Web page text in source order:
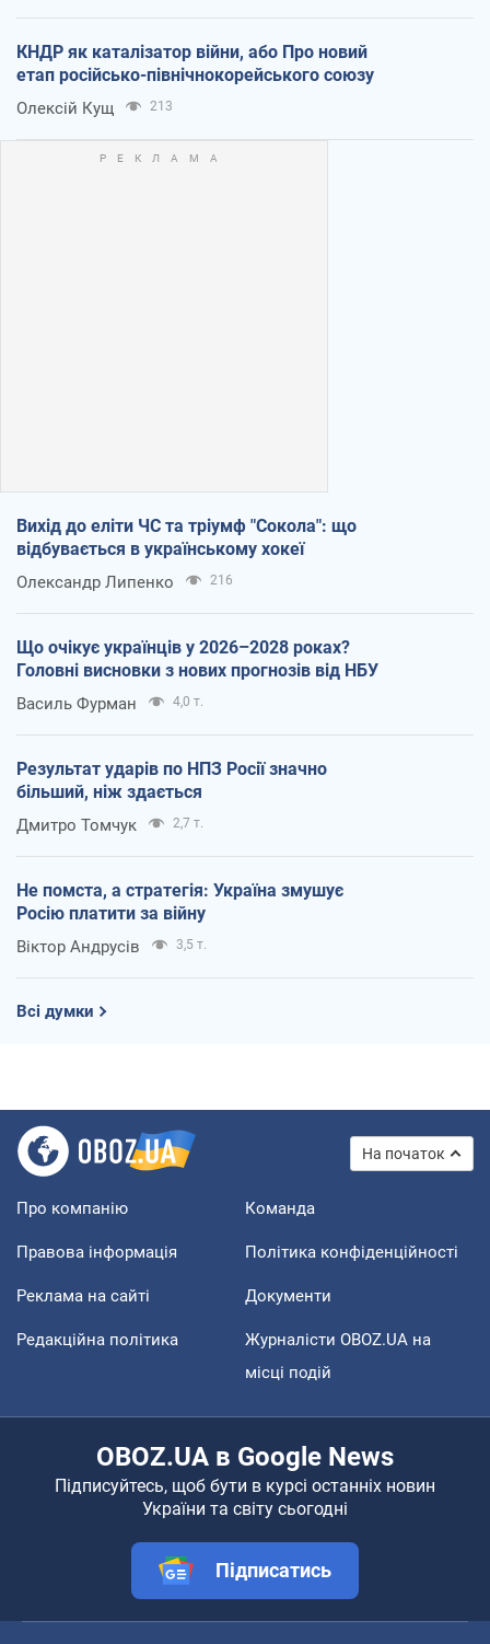
КНДР як каталізатор війни, або Про новий
етап російсько-північнокорейського союзу
Олексій Кущ 213
Вихід до еліти ЧС та тріумф "Сокола": що
відбувається в українському хокеї
Олександр Липенко 216
Що очікує українців у 2026–2028 роках?
Головні висновки з нових прогнозів від НБУ
Василь Фурман 4,0 т.
Результат ударів по НПЗ Росії значно
більший, ніж здається
Дмитро Томчук 2,7 т.
Не помста, а стратегія: Україна змушує
Росію платити за війну
Віктор Андрусів 3,5 т.
Всі думки
На початок
Про компанію Команда
Правова інформація Політика конфіденційності
Реклама на сайті Документи
Редакційна політика
Журналісти OBOZ.UA на
місці подій
OBOZ.UA в Google News
Підписуйтесь, щоб бути в курсі останніх новин
України та світу сьогодні
Підписатись